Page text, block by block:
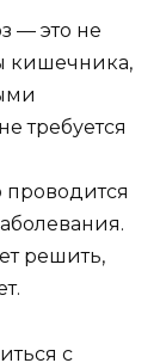
— это не
кишечника,
требуется
проводится
решить,
с